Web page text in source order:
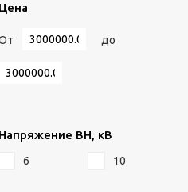
Цена
до
Напряжение ВН, кВ
6 10